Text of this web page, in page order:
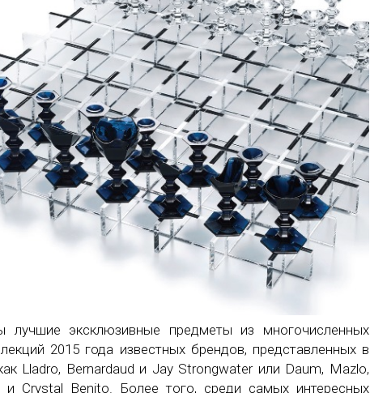
лучшие эксклюзивные предметы из многочисленных
2015 года известных брендов, представленных в
Lladro, Bernardaud и Jay Strongwater или Daum, Mazlo,
и Crystal Benito. Более того, среди самых интересных